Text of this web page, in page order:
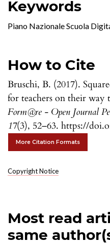
Keywords
Piano Nazionale Scuola
How to Cite
Bruschi, B. (2017).
for teachers on their
Form@re - Open Journal
17(3), 52–63. https://
More Citation Formats
Copyright Notice
Most read
same